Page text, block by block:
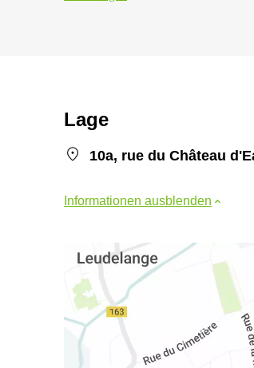
Lage
10a, rue du Château
Informationen ausblenden